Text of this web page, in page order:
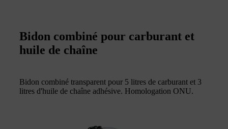
Bidon combiné pour carburant et
huile de chaîne
Bidon combiné transparent pour 5 litres de carburant et 3
litres d'huile de chaîne adhésive. Homologation ONU.